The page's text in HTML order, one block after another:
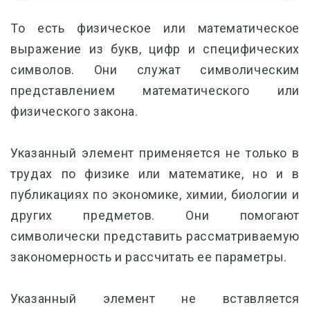
То есть физическое или математическое
выражение из букв, цифр и специфических
символов. Они служат символическим
представлением математического или
физического закона.
Указанный элемент применяется не только в
трудах по физике или математике, но и в
публикациях по экономике, химии, биологии и
других предметов. Они помогают
символически представить рассматриваемую
закономерность и рассчитать ее параметры.
Указанный элемент не вставляется